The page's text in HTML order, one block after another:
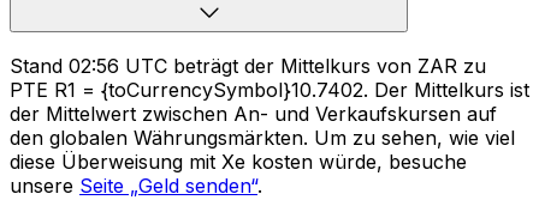
Stand 02:56 UTC beträgt der Mittelkurs von ZAR zu
PTE R1 = {toCurrencySymbol}10.7402. Der Mittelkurs ist
der Mittelwert zwischen An- und Verkaufskursen auf
den globalen Währungsmärkten. Um zu sehen, wie viel
diese Überweisung mit Xe kosten würde, besuche
unsere Seite „Geld senden“.